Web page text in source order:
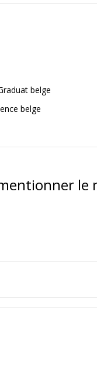
belge
belge
le